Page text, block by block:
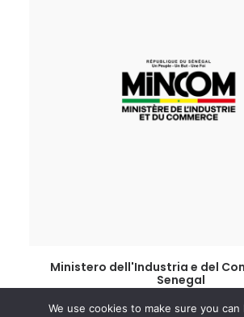
LEGGI TUTTO
Ministero dell'Industria e del
Senegal
We use cookies to make sure you